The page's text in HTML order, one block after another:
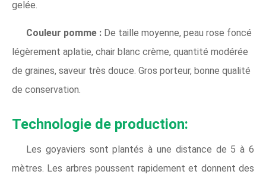
gelée.
Couleur pomme : De taille moyenne, peau rose foncé
légèrement aplatie, chair blanc crème, quantité modérée
de graines, saveur très douce. Gros porteur, bonne qualité
de conservation.
Technologie de production:
Les goyaviers sont plantés à une distance de 5 à 6
mètres. Les arbres poussent rapidement et donnent des